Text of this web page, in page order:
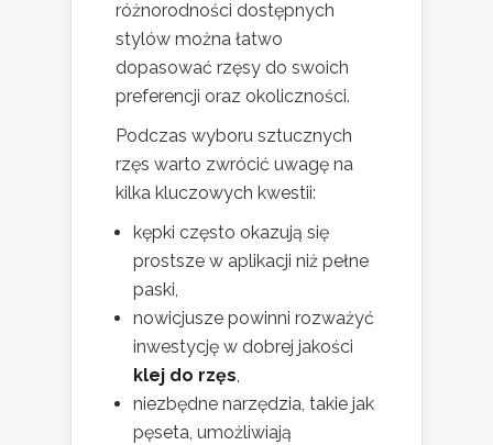
różnorodności dostępnych
stylów można łatwo
dopasować rzęsy do swoich
preferencji oraz okoliczności.
Podczas wyboru sztucznych
rzęs warto zwrócić uwagę na
kilka kluczowych kwestii:
kępki często okazują się
prostsze w aplikacji niż pełne
paski,
nowicjusze powinni rozważyć
inwestycję w dobrej jakości
klej do rzęs,
niezbędne narzędzia, takie jak
pęseta, umożliwiają